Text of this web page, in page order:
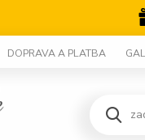
DOPRAVA A PLATBA